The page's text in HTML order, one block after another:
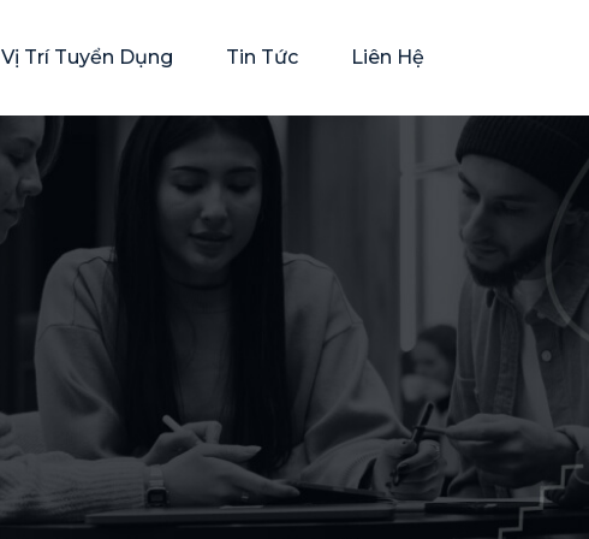
Vị Trí Tuyển Dụng Tin Tức Liên Hệ